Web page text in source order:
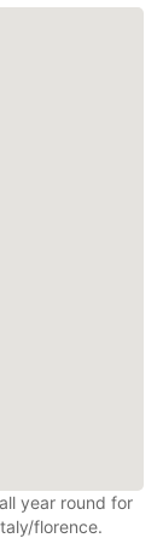
year round for
florence.